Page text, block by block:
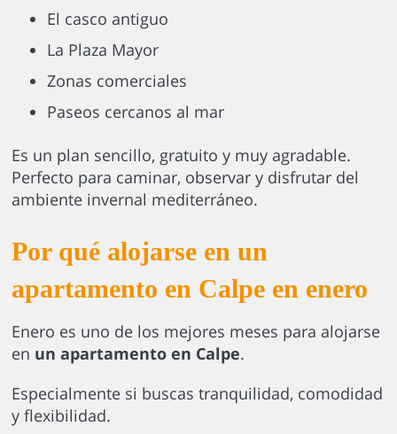
El casco antiguo
La Plaza Mayor
Zonas comerciales
Paseos cercanos al mar
Es un plan sencillo, gratuito y muy agradable.
Perfecto para caminar, observar y disfrutar del
ambiente invernal mediterráneo.
Por qué alojarse en un
apartamento en Calpe en enero
Enero es uno de los mejores meses para alojarse
en un apartamento en Calpe.
Especialmente si buscas tranquilidad, comodidad
y flexibilidad.